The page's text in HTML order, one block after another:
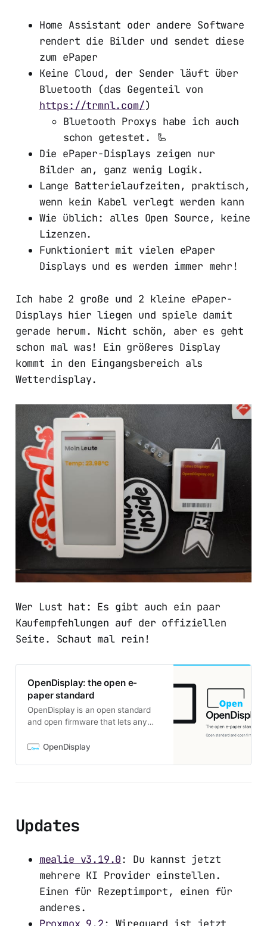
Home Assistant oder andere Software
rendert die Bilder und sendet diese
zum ePaper
Keine Cloud, der Sender läuft über
Bluetooth (das Gegenteil von
https://trmnl.com/)
Bluetooth Proxys habe ich auch
schon getestet. 🦾
Die ePaper-Displays zeigen nur
Bilder an, ganz wenig Logik.
Lange Batterielaufzeiten, praktisch,
wenn kein Kabel verlegt werden kann
Wie üblich: alles Open Source, keine
Lizenzen.
Funktioniert mit vielen ePaper
Displays und es werden immer mehr!
Ich habe 2 große und 2 kleine ePaper-
Displays hier liegen und spiele damit
gerade herum. Nicht schön, aber es geht
schon mal was! Ein größeres Display
kommt in den Eingangsbereich als
Wetterdisplay.
Wer Lust hat: Es gibt auch ein paar
Kaufempfehlungen auf der offiziellen
Seite. Schaut mal rein!
OpenDisplay: the open e-
paper standard
OpenDisplay is an open standard
and open firmware that lets any
Local, low-power, designed for e-
OpenDisplay
Updates
mealie v3.19.0: Du kannst jetzt
mehrere KI Provider einstellen.
Einen für Rezeptimport, einen für
anderes.